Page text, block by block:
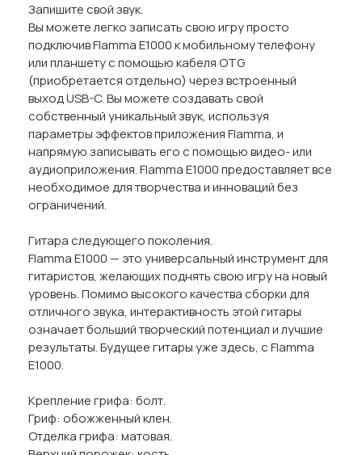
Запишите свой звук.
Вы можете легко записать свою игру просто
подключив Flamma E1000 к мобильному телефону
или планшету с помощью кабеля OTG
(приобретается отдельно) через встроенный
выход USB-C. Вы можете создавать свой
собственный уникальный звук, используя
параметры эффектов приложения Flamma, и
напрямую записывать его с помощью видео- или
аудиоприложения. Flamma E1000 предоставляет все
необходимое для творчества и инноваций без
ограничений.
Гитара следующего поколения.
Flamma E1000 — это универсальный инструмент для
гитаристов, желающих поднять свою игру на новый
уровень. Помимо высокого качества сборки для
отличного звука, интерактивность этой гитары
означает больший творческий потенциал и лучшие
результаты. Будущее гитары уже здесь, с Flamma
E1000.
Крепление грифа: болт.
Гриф: обожженный клен.
Отделка грифа: матовая.